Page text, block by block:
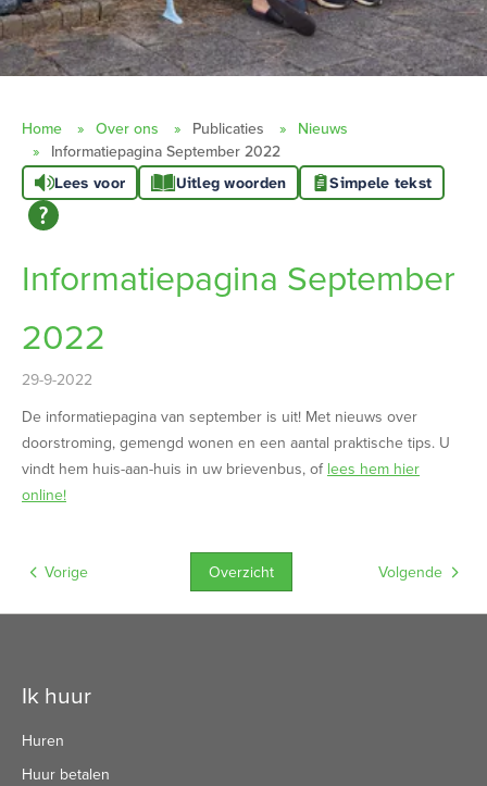
Home Over ons Publicaties
Nieuws
Informatiepagina September 2022
Lees voor Uitleg woorden Simpele tekst
Informatiepagina September
2022
29-9-2022
De informatiepagina van september is uit! Met nieuws over
doorstroming, gemengd wonen en een aantal praktische tips. U
vindt hem huis-aan-huis in uw brievenbus, of lees hem hier
online!
Volgende
Overzicht
Vorige
Contactinformatie
Ik huur
Huren
Huur betalen